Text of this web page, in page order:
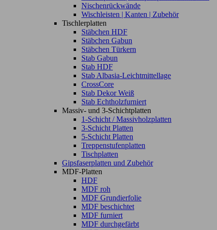
Nischenrückwände
Wischleisten | Kanten | Zubehör
Tischlerplatten
Stäbchen HDF
Stäbchen Gabun
Stäbchen Türkern
Stab Gabun
Stab HDF
Stab Albasia-Leichtmittellage
CrossCore
Stab Dekor Weiß
Stab Echtholzfurniert
Massiv- und 3-Schichtplatten
1-Schicht / Massivholzplatten
3-Schicht Platten
5-Schicht Platten
Treppenstufenplatten
Tischplatten
Gipsfaserplatten und Zubehör
MDF-Platten
HDF
MDF roh
MDF Grundierfolie
MDF beschichtet
MDF furniert
MDF durchgefärbt